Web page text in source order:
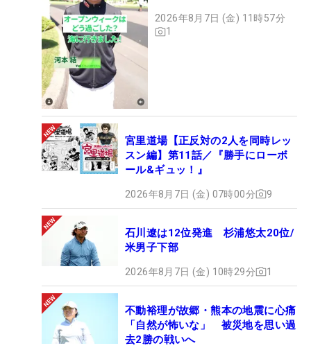
2026年8月7日 (金) 11時57分
1
宮里道場【正反対の2人を同時レッ
スン編】第11話／『勝手にローボ
ール&ギュッ！』
2026年8月7日 (金) 07時00分 9
石川遼は12位発進 杉浦悠太20位/
米男子下部
2026年8月7日 (金) 10時29分 1
不動裕理が故郷・熊本の地震に心痛
「自然が怖いな」 被災地を思い過
去2勝の戦いへ